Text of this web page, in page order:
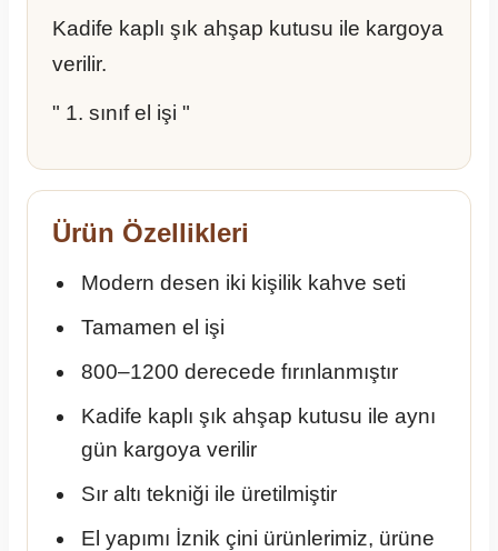
Kadife kaplı şık ahşap kutusu ile kargoya
verilir.
" 1. sınıf el işi "
Ürün Özellikleri
Modern desen iki kişilik kahve seti
Tamamen el işi
800–1200 derecede fırınlanmıştır
Kadife kaplı şık ahşap kutusu ile aynı
gün kargoya verilir
Sır altı tekniği ile üretilmiştir
El yapımı İznik çini ürünlerimiz, ürüne